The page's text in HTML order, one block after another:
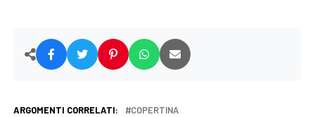
ARGOMENTI CORRELATI: COPERTINA